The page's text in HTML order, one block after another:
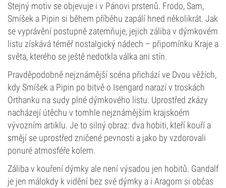
Stejný motiv se objevuje i v Pánovi prstenů. Frodo, Sam,
Smíšek a Pipin si během příběhu zapálí hned několikrát. Jak
se vyprávění postupně zatemňuje, jejich záliba v dýmkovém
listu získává téměř nostalgický nádech – připomínku Kraje a
světa, kterého se ještě nedotkla válka ani stín.
Pravděpodobně nejznámější scéna přichází ve Dvou věžích,
kdy Smíšek a Pipin po bitvě o Isengard narazí v troskách
Orthanku na sudy plné dýmkového listu. Uprostřed zkázy
nacházejí útěchu v tomhle nejznámějším krajskoém
vývozním artiklu. Je to silný obraz: dva hobiti, kteří kouří a
smějí se uprostřed zničené pevnosti a jako by vzdorovali
ponuré atmosféře kolem.
Záliba v kouření dýmky ale není výsadou jen hobitů. Gandalf
je jen málokdy k vidění bez své dýmky a i Aragorn si občas